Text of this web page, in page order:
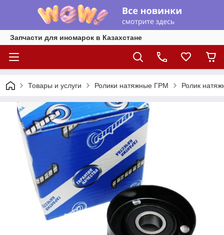
Запчасти для иномарок в Казахстане
Товары и услуги Ролики натяжные ГРМ Ролик